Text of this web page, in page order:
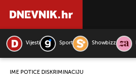
Vijesti Sport Showbizz
IME POTIČE DISKRIMINACIJU
PRETRAŽITE VIJESTI